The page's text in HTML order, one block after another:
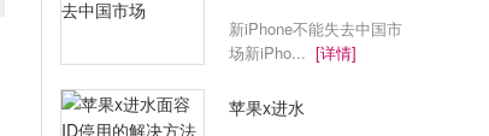
新iPhone不能失去中国市
场新iPho... [详情]
苹果x进水